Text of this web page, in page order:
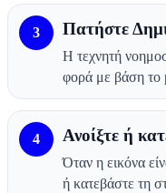
3 Πατήστε
Η τεχνητή
φορά με βάση το
4 Ανοίξτε ή
Όταν η εικόνα
ή κατεβάστε τη